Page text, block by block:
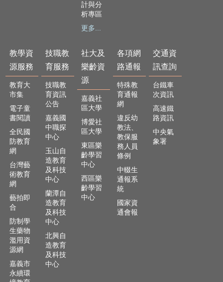
計與分
析專區
更多...
教學資
源服務
教育大
市集
電子童
書閱讀
全民國
防教育
網
台灣藝
術教育
網
藝拍即
合
防制學
生藥物
濫用資
源網
嘉義市
永續環
技職教
育服務
技職教
育資訊
公告
嘉義國
中職探
中心
玉山自
造教育
及科技
中心
蘭潭自
造教育
及科技
中心
北興自
造教育
及科技
中心
社大及
樂齡資
源
嘉義社
區大學
博愛社
區大學
東區樂
齡學習
中心
西區樂
齡學習
中心
各項網
路通報
特殊教
育通報
網
違反幼
教法、
教保服
務人員
條例
中輟生
通報系
統
國家資
通會報
交通資
訊查詢
台鐵車
次資訊
高速鐵
路資訊
中央氣
象署